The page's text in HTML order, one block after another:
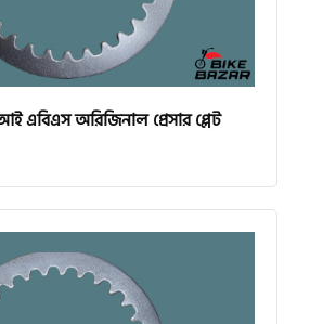
এবিএস অরিজিনাল প্রেসার প্লেট